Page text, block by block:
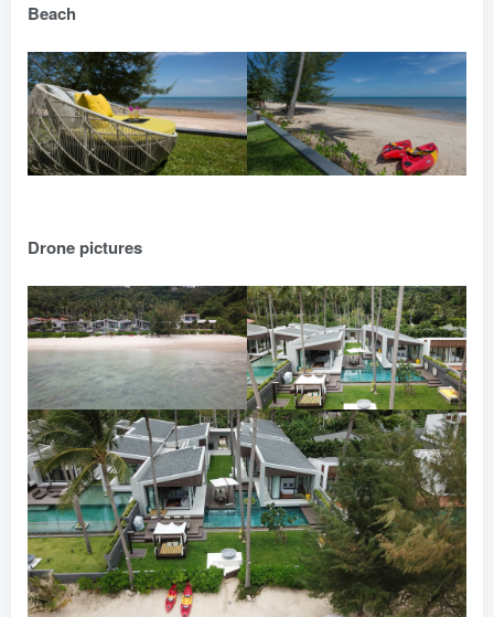
Beach
Drone pictures